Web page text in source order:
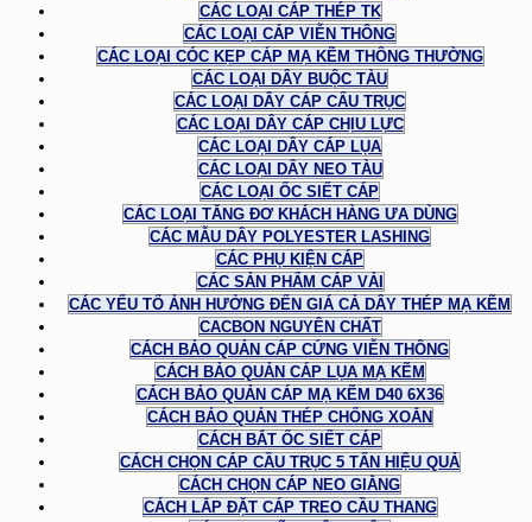
CÁC LOẠI CÁP THÉP TK
CÁC LOẠI CÁP VIỄN THÔNG
CÁC LOẠI CÓC KẸP CÁP MẠ KẼM THÔNG THƯỜNG
CÁC LOẠI DÂY BUỘC TÀU
CÁC LOẠI DÂY CÁP CẨU TRỤC
CÁC LOẠI DÂY CÁP CHỊU LỰC
CÁC LOẠI DÂY CÁP LỤA
CÁC LOẠI DÂY NEO TÀU
CÁC LOẠI ỐC SIẾT CÁP
CÁC LOẠI TĂNG ĐƠ KHÁCH HÀNG ƯA DÙNG
CÁC MẪU DÂY POLYESTER LASHING
CÁC PHỤ KIỆN CÁP
CÁC SẢN PHẨM CÁP VẢI
CÁC YẾU TỐ ẢNH HƯỞNG ĐẾN GIÁ CẢ DÂY THÉP MẠ KẼM
CACBON NGUYÊN CHẤT
CÁCH BẢO QUẢN CÁP CỨNG VIỄN THÔNG
CÁCH BẢO QUẢN CÁP LỤA MẠ KẼM
CÁCH BẢO QUẢN CÁP MẠ KẼM D40 6X36
CÁCH BẢO QUẢN THÉP CHỐNG XOẮN
CÁCH BẮT ỐC SIẾT CÁP
CÁCH CHỌN CÁP CẦU TRỤC 5 TẤN HIỆU QUẢ
CÁCH CHỌN CÁP NEO GIẰNG
CÁCH LẮP ĐẶT CÁP TREO CẦU THANG